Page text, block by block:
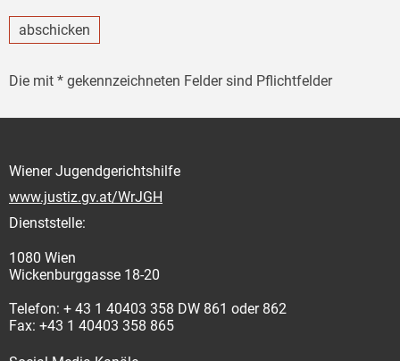
abschicken
Die mit * gekennzeichneten Felder sind Pflichtfelder
Wiener Jugendgerichtshilfe
www.justiz.gv.at/WrJGH
Dienststelle:
1080 Wien
Wickenburggasse 18-20
Telefon: + 43 1 40403 358 DW 861 oder 862
Fax: +43 1 40403 358 865